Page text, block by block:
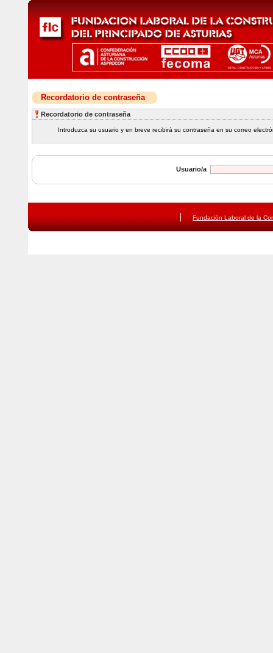
Recordatorio de contraseña
Recordatorio de contraseña
Introduzca su usuario y en breve recibirá su contraseña en su correo
Usuario/a
Fundación Laboral de la